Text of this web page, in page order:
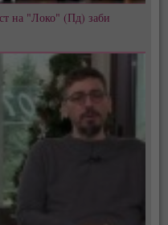
на "Локо" (Пд) заби